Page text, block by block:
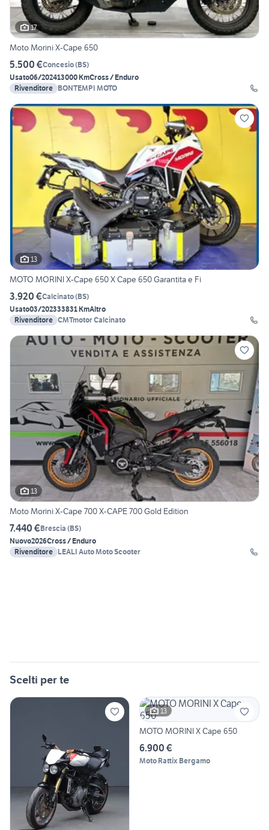
17
Moto Morini X-Cape 650
5.500 €Concesio(BS)
Usato06/202413000 KmCross / Enduro
Rivenditore BONTEMPI MOTO
13
MOTO MORINI X-Cape 650 X Cape 650 Garantita e Fi
3.920 €Calcinato(BS)
Usato03/202333831 KmAltro
Rivenditore CMTmotor Calcinato
13
Moto Morini X-Cape 700 X-CAPE 700 Gold Edition
7.440 €Brescia (BS)
Nuovo2026Cross / Enduro
Rivenditore LEALI Auto Moto Scooter
Scelti per te
13
MOTO MORINI X Cape 650
6.900 €
Moto Rattix Bergamo